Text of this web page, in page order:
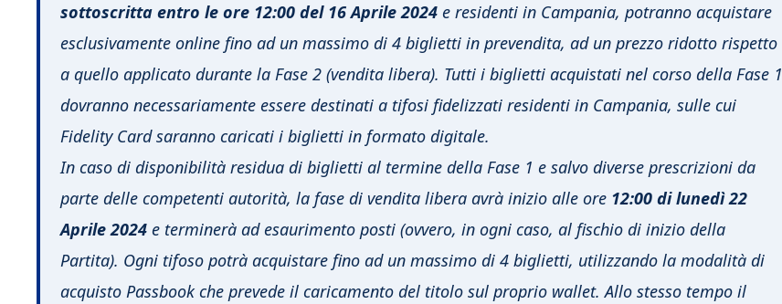
sottoscritta entro le ore 12:00 del 16 Aprile 2024 e residenti in Campania, potranno acquistare
esclusivamente online fino ad un massimo di 4 biglietti in prevendita, ad un prezzo ridotto rispetto
a quello applicato durante la Fase 2 (vendita libera). Tutti i biglietti acquistati nel corso della Fase 1
dovranno necessariamente essere destinati a tifosi fidelizzati residenti in Campania, sulle cui
Fidelity Card saranno caricati i biglietti in formato digitale.
In caso di disponibilità residua di biglietti al termine della Fase 1 e salvo diverse prescrizioni da
parte delle competenti autorità, la fase di vendita libera avrà inizio alle ore 12:00 di lunedì 22
Aprile 2024 e terminerà ad esaurimento posti (ovvero, in ogni caso, al fischio di inizio della
Partita). Ogni tifoso potrà acquistare fino ad un massimo di 4 biglietti, utilizzando la modalità di
acquisto Passbook che prevede il caricamento del titolo sul proprio wallet. Allo stesso tempo il